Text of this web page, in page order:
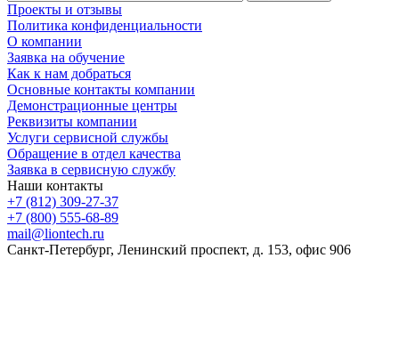
Проекты и отзывы
Политика конфиденциальности
О компании
Заявка на обучение
Как к нам добраться
Основные контакты компании
Демонстрационные центры
Реквизиты компании
Услуги сервисной службы
Обращение в отдел качества
Заявка в сервисную службу
Наши контакты
+7 (812) 309-27-37
+7 (800) 555-68-89
mail@liontech.ru
Санкт-Петербург, Ленинский проспект, д. 153, офис 906